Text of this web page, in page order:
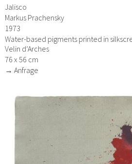
Jalisco
Markus Prachensky
1973
Water-based pigments printed in
Velin d’Arches
76 x 56 cm
→ Anfrage